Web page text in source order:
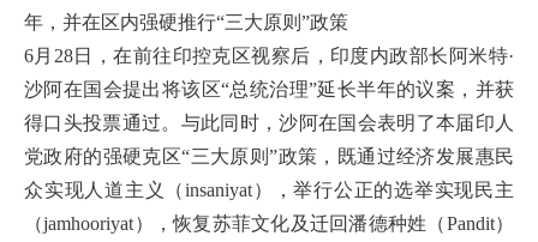
年，并在区内强硬推行“三大原则”政策
6月28日，在前往印控克区视察后，印度内政部长阿米特·
沙阿在国会提出将该区“总统治理”延长半年的议案，并获
得口头投票通过。与此同时，沙阿在国会表明了本届印人
党政府的强硬克区“三大原则”政策，既通过经济发展惠民
众实现人道主义（insaniyat），举行公正的选举实现民主
（jamhooriyat），恢复苏菲文化及迁回潘德种姓（Pandit）